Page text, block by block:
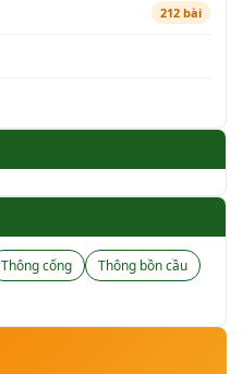
212 bài
Thông cống
Thông bồn cầu